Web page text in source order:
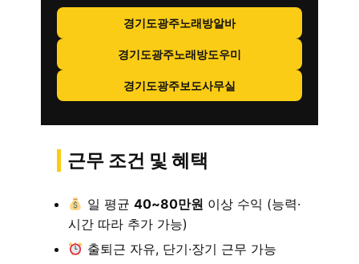
경기도광주노래방알바
경기도광주노래방도우미
경기도광주보도사무실
근무 조건 및 혜택
일 평균 40~80만원 이상 수익 (능력·
시간 따라 추가 가능)
출퇴근 자유, 단기·장기 근무 가능